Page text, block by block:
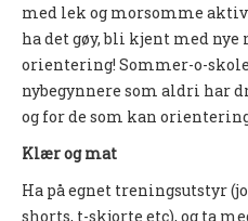
UFO (2.-10. KLASSE)
Nyheter
Presentasjon UFO
Ny på o-løp?
Nybegynnerkurs
med lek og morsomme
ha det gøy, bli kjent med nye
orientering! Sommer-o-
nybegynnere som aldri har
og for de som kan
Klær og mat
Ha på egnet treningsutstyr
shorts, t-skjorte etc), og ta